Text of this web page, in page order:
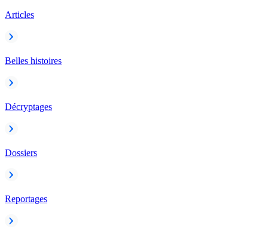
Articles
Belles histoires
Décryptages
Dossiers
Reportages